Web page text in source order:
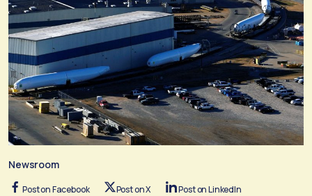
Newsroom
Post on Facebook Post on X Post on LinkedIn